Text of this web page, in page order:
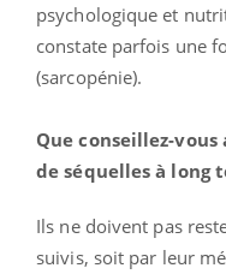
psychologique et
constate parfois une
(sarcopénie).
Que conseillez-
de séquelles à long
Ils ne doivent pas
suivis, soit par leur